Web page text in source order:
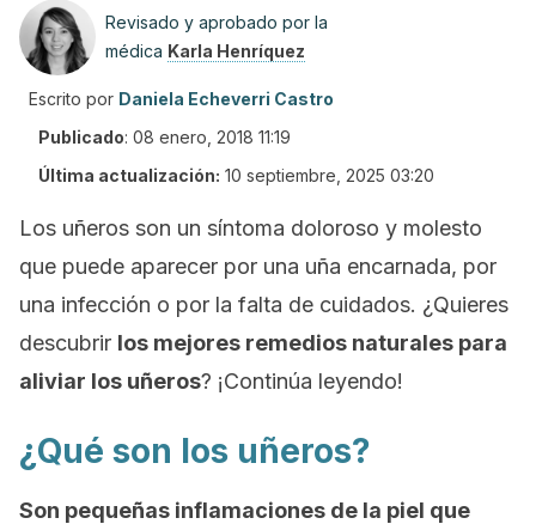
Revisado y aprobado por la
médica Karla Henríquez
Escrito por Daniela Echeverri Castro
Publicado: 08 enero, 2018 11:19
Última actualización: 10 septiembre, 2025 03:20
Los uñeros son un síntoma doloroso y molesto
que puede aparecer por una uña encarnada, por
una infección o por la falta de cuidados. ¿Quieres
descubrir los mejores remedios naturales para
aliviar los uñeros? ¡Continúa leyendo!
¿Qué son los uñeros?
Son pequeñas inflamaciones de la piel que